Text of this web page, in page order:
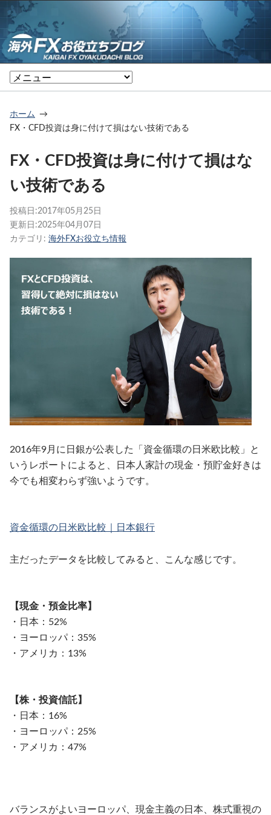
ホーム
FX・CFD投資は身に付けて損はない技術である
FX・CFD投資は身に付けて損はな
い技術である
投稿日:2017年05月25日
更新日:2025年04月07日
カテゴリ: 海外FXお役立ち情報
2016年9月に日銀が公表した「資金循環の日米欧比較」と
いうレポートによると、日本人家計の現金・預貯金好きは
今でも相変わらず強いようです。
資金循環の日米欧比較｜日本銀行
主だったデータを比較してみると、こんな感じです。
【現金・預金比率】
・日本：52%
・ヨーロッパ：35%
・アメリカ：13%
【株・投資信託】
・日本：16%
・ヨーロッパ：25%
・アメリカ：47%
バランスがよいヨーロッパ、現金主義の日本、株式重視の